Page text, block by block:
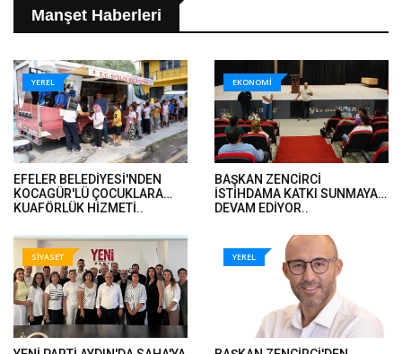
Manşet Haberleri
YEREL
EFELER BELEDİYESİ'NDEN
KOCAGÜR'LÜ ÇOCUKLARA
KUAFÖRLÜK HİZMETİ..
EKONOMİ
BAŞKAN ZENCİRCİ
İSTİHDAMA KATKI SUNMAYA
DEVAM EDİYOR..
SİYASET YEREL